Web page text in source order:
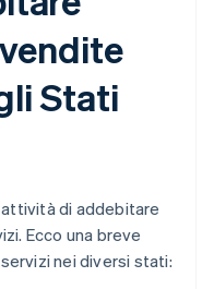
Stati
di addebitare
Ecco una breve
nei diversi stati: